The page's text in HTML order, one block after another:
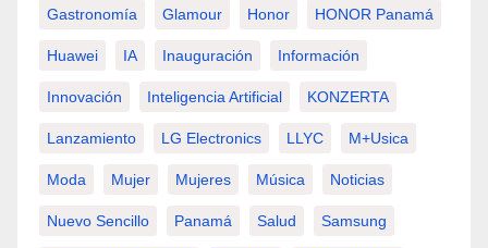
Gastronomía Glamour Honor HONOR Panamá
Huawei IA Inauguración Información
Innovación Inteligencia Artificial KONZERTA
Lanzamiento LG Electronics LLYC M+usica
Moda Mujer Mujeres Música Noticias
Nuevo Sencillo Panamá Salud Samsung